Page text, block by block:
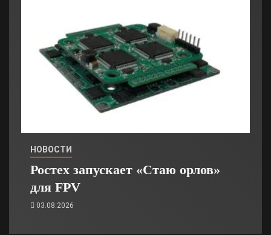
НОВОСТИ
Ростех запускает «Стаю орлов»
для FPV
03.08.2026